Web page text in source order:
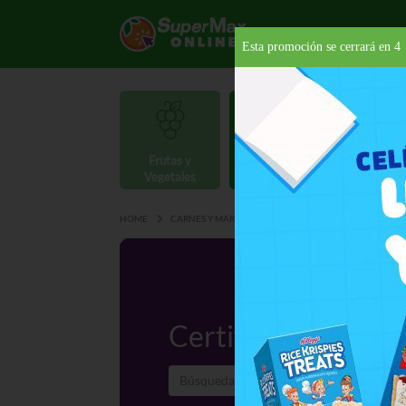
Carnes y
Mariscos
HOME CARNES Y MARISCOS CERTIFIED
Certified Angus
Esta promoción se cerrará en 3